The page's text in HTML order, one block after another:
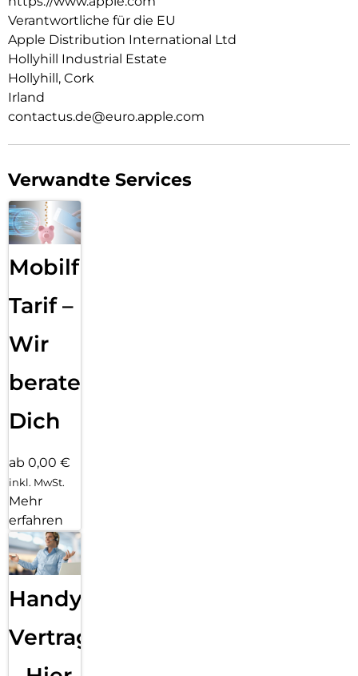
leg es auf dein Qi2.2- oder Qi zertifiziertes Ladegerät.
Wie jedes von Apple entwickelte Case durchläuft es im Laufe
des Design‑ und Fertigungs­prozesses Tausende von
Teststunden. Deshalb sieht es nicht nur großartig aus,
sondern schützt dein iPhone auch vor Kratzern und bei
Stürzen.
Verantwortliche für die EU
Apple Distribution International Ltd
Hollyhill Industrial Estate
Hollyhill, Cork
Irland
contactus.de@euro.apple.com
Verwandte Services
Mobilfunk
Tarif –
Wir
beraten
Dich
ab 0,00 €
inkl. MwSt.
Mehr
erfahren
Handy
Vertragsabwicklung